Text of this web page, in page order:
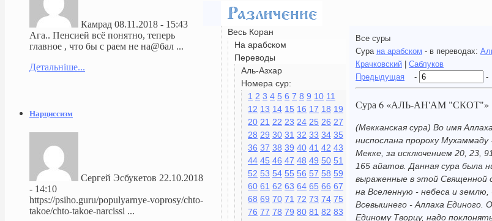
Весь Коран
На арабском
Переводы
Аль-Азхар
Номера сур:
1 2 3 4 5 6 7 8 9 10 11
12 13 14 15 16 17 18 19
20 21 22 23 24 25 26 27
28 29 30 31 32 33 34 35
36 37 38 39 40 41 42 43
44 45 46 47 48 49 50 51
52 53 54 55 56 57 58 59
60 61 62 63 64 65 66 67
68 69 70 71 72 73 74 75
76 77 78 79 80 81 82 83
Все суры
Сура на арабском - в переводах:
Крачковский | Саблуков
Предыдущая -
Сура 6 «АЛЬ-АН'АМ "СКОТ"»
(Мекканская сура) Во имя
ниспослана пророку
Мекке, за исключением 20, 23,
165 айатов. Данная сура была
выраженные в этой Священной
на Вселенную - небеса и
Всевышнего - Аллаха Единого.
Единому Творцу, надо
Камрад 08.11.2018 - 15:43
Ага.. Пенсией всё понятно, теперь
главное , что бы с раем не на@бал ...
Детальніше...
Нарциссизм
Сергей Эсбукетов 22.10.2018
- 14:10
https://psiho.guru/populyarnye-voprosy/chto-
takoe/chto-takoe-narcissi ...